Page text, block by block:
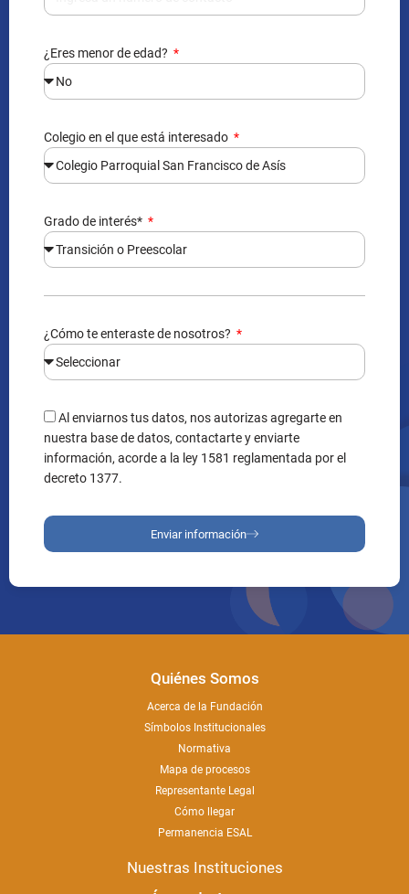
¿Eres menor de edad?
Colegio en el que está interesado
Grado de interés*
¿Cómo te enteraste de nosotros?
Al enviarnos tus datos, nos autorizas agregarte en
nuestra base de datos, contactarte y enviarte
información, acorde a la ley 1581 reglamentada por el
decreto 1377.
Enviar información
Quiénes Somos
Acerca de la Fundación
Símbolos Institucionales
Normativa
Mapa de procesos
Representante Legal
Cómo llegar
Permanencia ESAL
Nuestras Instituciones